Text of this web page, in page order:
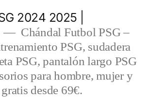
2024 2025 |
Chándal Futbol PSG –
PSG, sudadera
PSG, pantalón largo PSG
para hombre, mujer y
desde 69€.